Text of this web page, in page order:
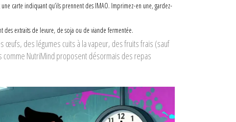
carte indiquant qu’ils prennent des IMAO. Imprimez-en une, gardez-
des extraits de levure, de soja ou de viande fermentée.
œufs, des légumes cuits à la vapeur, des fruits frais (sauf
NutriMind proposent désormais des repas